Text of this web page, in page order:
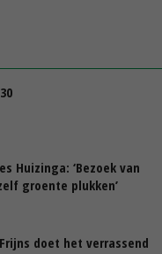
Huizinga: ‘Bezoek van
groente plukken’
doet het verrassend